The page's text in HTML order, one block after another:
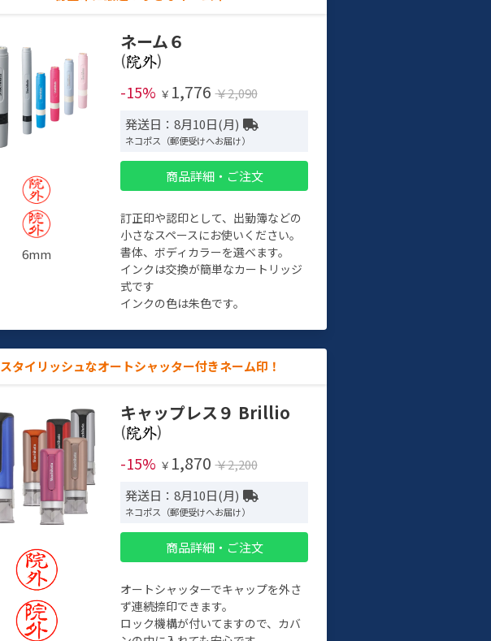
6mm
ネーム６
(
)
-15% ￥ 1,776 ￥2,090
発送日：8月10日(月)
ネコポス（郵便受けへお届け）
商品詳細・ご注文
訂正印や認印として、出勤簿などの
小さなスペースにお使いください。
書体、ボディカラーを選べます。
インクは交換が簡単なカートリッジ
式です
インクの色は朱色です。
スタイリッシュなオートシャッター付きネーム印！
キャップレス９ Brillio
(
)
-15% ￥ 1,870 ￥2,200
発送日：8月10日(月)
ネコポス（郵便受けへお届け）
商品詳細・ご注文
オートシャッターでキャップを外さ
ず連続捺印できます。
ロック機構が付いてますので、カバ